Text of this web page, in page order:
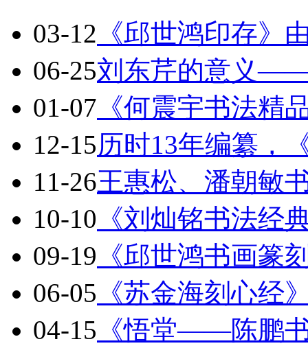
03-12 《邱世鸿印存》
06-25刘东芹的意义
01-07 《何震宇书法精
12-15历时13年编纂，
11-26王惠松、潘朝敏
10-10 《刘灿铭书法经
09-19 《邱世鸿书画篆
06-05 《苏金海刻心经
04-15 《悟堂——陈鹏